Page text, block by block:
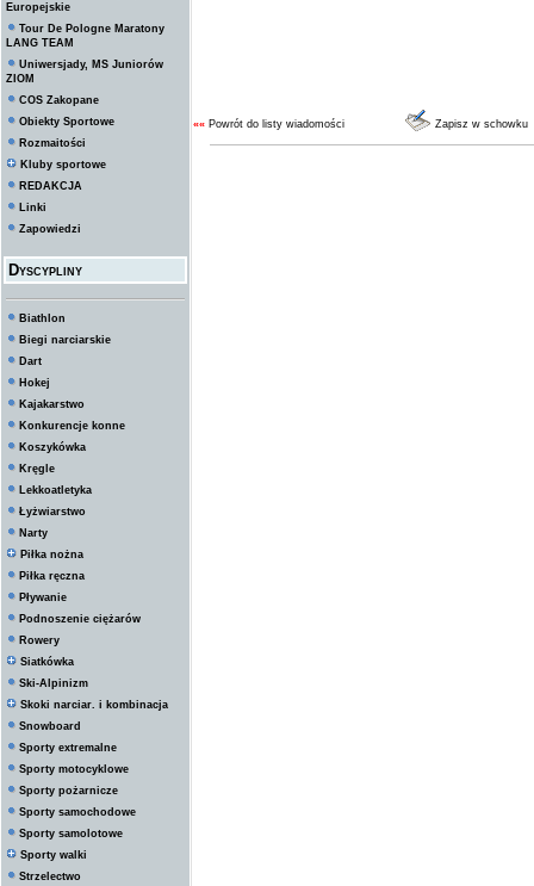
Europejskie
Tour De Pologne Maratony
LANG TEAM
Uniwersjady, MS Juniorów
ZIOM
COS Zakopane
Obiekty Sportowe
Rozmaitości
Kluby sportowe
REDAKCJA
Linki
Zapowiedzi
Dyscypliny
Biathlon
Biegi narciarskie
Dart
Hokej
Kajakarstwo
Konkurencje konne
Koszykówka
Kręgle
Lekkoatletyka
Łyżwiarstwo
Narty
Piłka nożna
Piłka ręczna
Pływanie
Podnoszenie ciężarów
Rowery
Siatkówka
Ski-Alpinizm
Skoki narciar. i kombinacja
Snowboard
Sporty extremalne
Sporty motocyklowe
Sporty pożarnicze
Sporty samochodowe
Sporty samolotowe
Sporty walki
Strzelectwo
«« Powrót do listy wiadomości Zapisz w schowku